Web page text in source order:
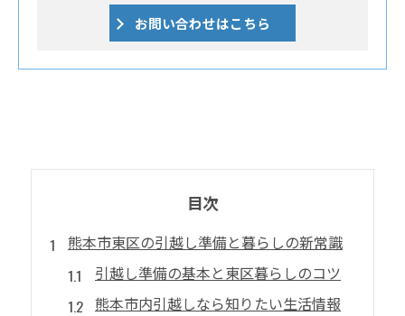
お問い合わせはこちら
目次
熊本市東区の引越し準備と暮らしの新常識
引越し準備の基本と東区暮らしのコツ
熊本市内引越しなら知りたい生活情報